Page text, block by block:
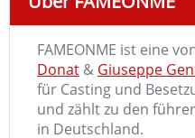
FAMEONME ist eine
Donat & Giuseppe
für Casting und
und zählt zu den
in Deutschland.